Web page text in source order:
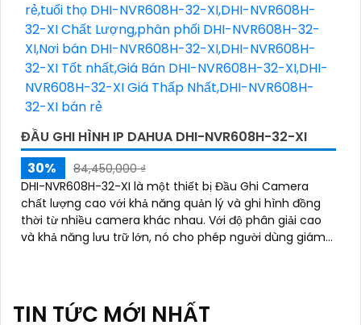
ĐẦU GHI HÌNH IP DAHUA DHI-NVR608H-32-XI
30%
84,450,000 ₫
DHI-NVR608H-32-XI là một thiết bị Đầu Ghi Camera
chất lượng cao với khả năng quản lý và ghi hình đồng
thời từ nhiều camera khác nhau. Với độ phân giải cao
và khả năng lưu trữ lớn, nó cho phép người dùng giám
TIN TỨC MỚI NHẤT